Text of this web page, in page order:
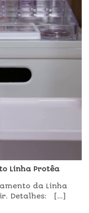
Linha Protêa
da Linha
Detalhes: [...]